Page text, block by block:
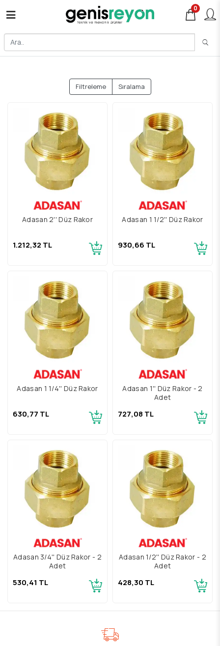
0
Filtreleme Sıralama
Adasan 2'' Düz Rakor
1.212,32 TL
Adasan 1 1/2'' Düz Rakor
930,66 TL
Adasan 1 1/4'' Düz Rakor
630,77 TL
Adasan 1'' Düz Rakor - 2
Adet
727,08 TL
Adasan 3/4'' Düz Rakor - 2
Adet
530,41 TL
Adasan 1/2'' Düz Rakor - 2
Adet
428,30 TL